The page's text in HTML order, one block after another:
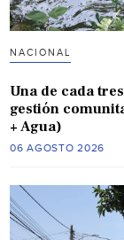
NACIONAL
Una de cada
gestión
+ Agua)
06 AGOSTO 2026